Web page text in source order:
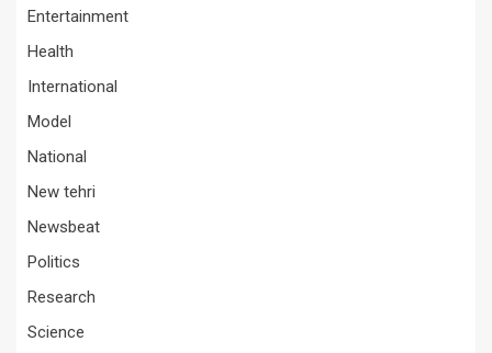
Entertainment
Health
International
Model
National
New tehri
Newsbeat
Politics
Research
Science